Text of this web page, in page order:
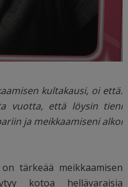
kultakausi, oi että.
vuotta, että löysin tieni
ja meikkaamiseni alkoi
tärkeää meikkaamisen
kotoa hellävaraisia